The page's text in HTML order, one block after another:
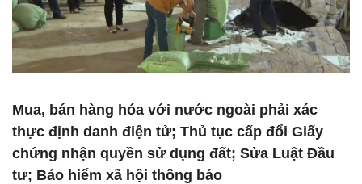
Mua, bán hàng hóa với nước ngoài phải xác
thực định danh điện tử; Thủ tục cấp đổi Giấy
chứng nhận quyền sử dụng đất; Sửa Luật Đầu
tư; Bảo hiểm xã hội thông báo